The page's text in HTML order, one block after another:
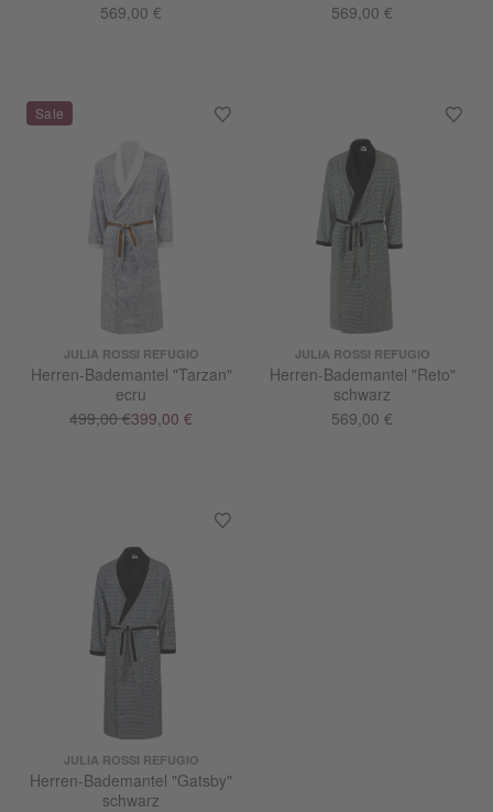
569,00 € 569,00 €
JULIA ROSSI REFUGIO
Herren-Bademantel "Tarzan"
ecru
499,00 €399,00 €
JULIA ROSSI REFUGIO
Herren-Bademantel "Reto"
schwarz
569,00 €
JULIA ROSSI REFUGIO
Herren-Bademantel "Gatsby"
schwarz